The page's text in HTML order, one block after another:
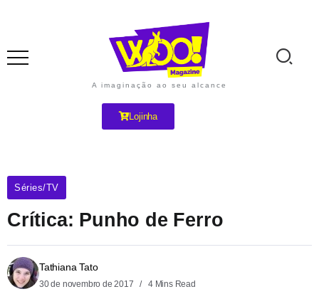
A imaginação ao seu alcance
Lojinha
Séries/TV
Crítica: Punho de Ferro
Tathiana Tato
30 de novembro de 2017 4 Mins Read